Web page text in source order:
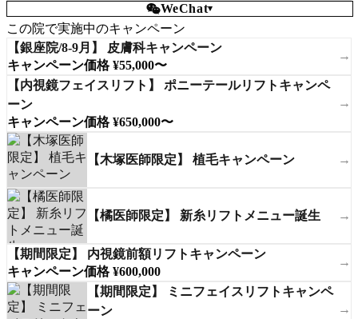
WeChat▾
この院で実施中のキャンペーン
【銀座院/8-9月】 皮膚科キャンペーン
キャンペーン価格 ¥55,000〜
→
【内視鏡フェイスリフト】 ポニーテールリフトキャンペ
ーン
キャンペーン価格 ¥650,000〜
→
【木塚医師限定】 植毛キャンペーン →
【橘医師限定】 新糸リフトメニュー誕生 →
【期間限定】 内視鏡前額リフトキャンペーン
キャンペーン価格 ¥600,000
→
【期間限定】 ミニフェイスリフトキャンペ
ーン
→